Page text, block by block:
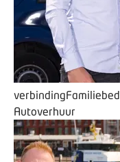
verbinding
Autoverhuur